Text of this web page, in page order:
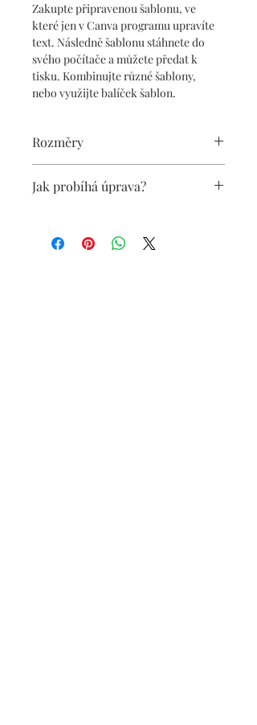
Zakupte připravenou šablonu, ve
které jen v Canva programu upravíte
text. Následně šablonu stáhnete do
svého počítače a můžete předat k
tisku. Kombinujte různé šablony,
nebo využijte balíček šablon.
Rozměry
42 cm x 29,7 cm
Jak probíhá úprava?
šablony v programu Canva, jejíž
součástí je odkaz na Vámi